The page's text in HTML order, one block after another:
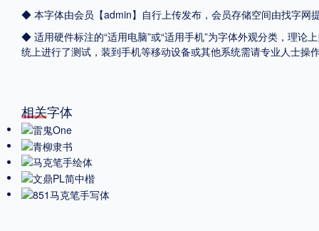
◆ 本字体由会员【admin】自行上传发布，会员存储空间由找字网
◆ 适用硬件标注的“适用电脑”或“适用手机”为字体外观分类，理论
统上进行了测试，装到手机等移动设备或其他系统需请专业人士
相关字体